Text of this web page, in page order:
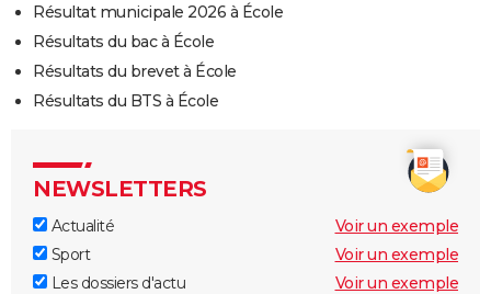
Résultat municipale 2026 à École
Résultats du bac à École
Résultats du brevet à École
Résultats du BTS à École
NEWSLETTERS
Actualité
Voir un exemple
Sport
Voir un exemple
Les dossiers d'actu
Voir un exemple